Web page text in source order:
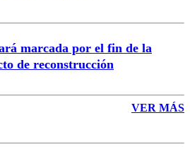
marcada por el fin de la
de reconstrucción
VER MÁS